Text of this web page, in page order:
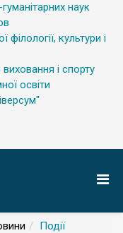
наук
філології, культури і
і спорту
освіти
Події